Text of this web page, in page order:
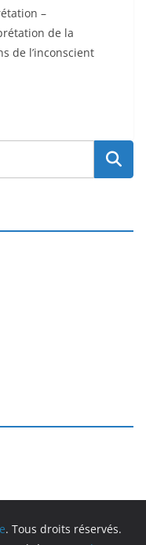
–
de la
de l’inconscient
. Tous droits réservés.